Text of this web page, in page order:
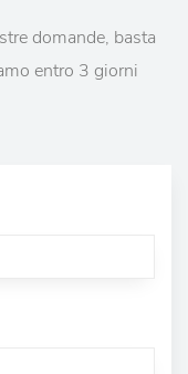
domande, basta
entro 3 giorni